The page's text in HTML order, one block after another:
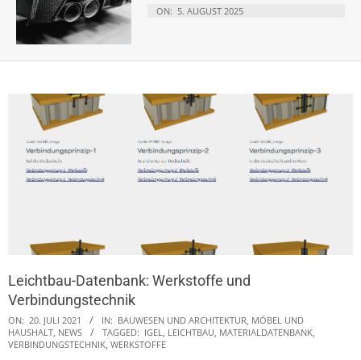
ON: 5. AUGUST 2025
Leichtbau-Datenbank: Werkstoffe und
Verbindungstechnik
ON: 20. JULI 2021 IN: BAUWESEN UND ARCHITEKTUR MÖBEL UND
HAUSHALT NEWS TAGGED: IGEL LEICHTBAU MATERIALDATENBANK
VERBINDUNGSTECHNIK WERKSTOFFE